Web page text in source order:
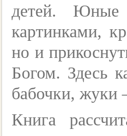
детей. Юные
картинками,
но и
Богом. Здесь
бабочки, жуки
Книга